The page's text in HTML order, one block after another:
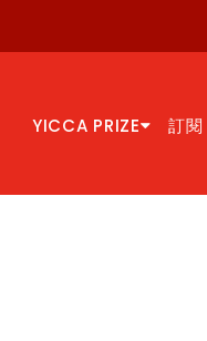
YICCA PRIZE 訂閱